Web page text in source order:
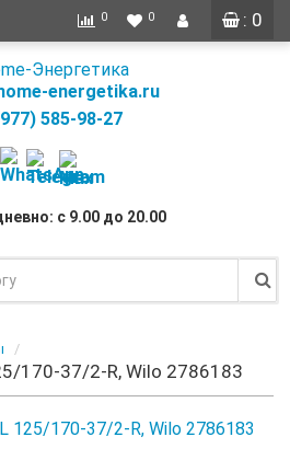
: 0
0 0
energetika.ru
585-98-27
с 9.00 до 20.00
170-37/2-R, Wilo 2786183